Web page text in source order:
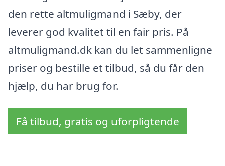
den rette altmuligmand i Sæby, der
leverer god kvalitet til en fair pris. På
altmuligmand.dk kan du let sammenligne
priser og bestille et tilbud, så du får den
hjælp, du har brug for.
Få tilbud, gratis og uforpligtende